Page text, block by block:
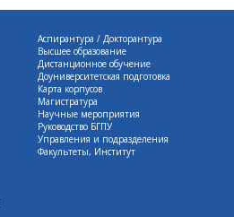
Аспирантура / Докторантура
Высшее образование
Дистанционное обучение
Доуниверситетская подготовка
Карта корпусов
Магистратура
Научные мероприятия
Руководство БГПУ
Управления и подразделения
Факультеты, Институт